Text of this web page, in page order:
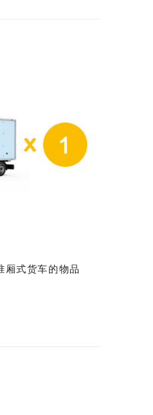
厢式货车的物品